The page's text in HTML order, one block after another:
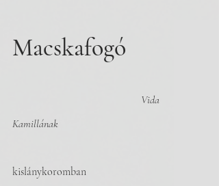
Macskafogó
Vida
Kamillának
kislánykoromban